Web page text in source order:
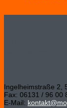
Ingelheimstraße 2,
Fax: 06131 / 96 00
E-Mail: